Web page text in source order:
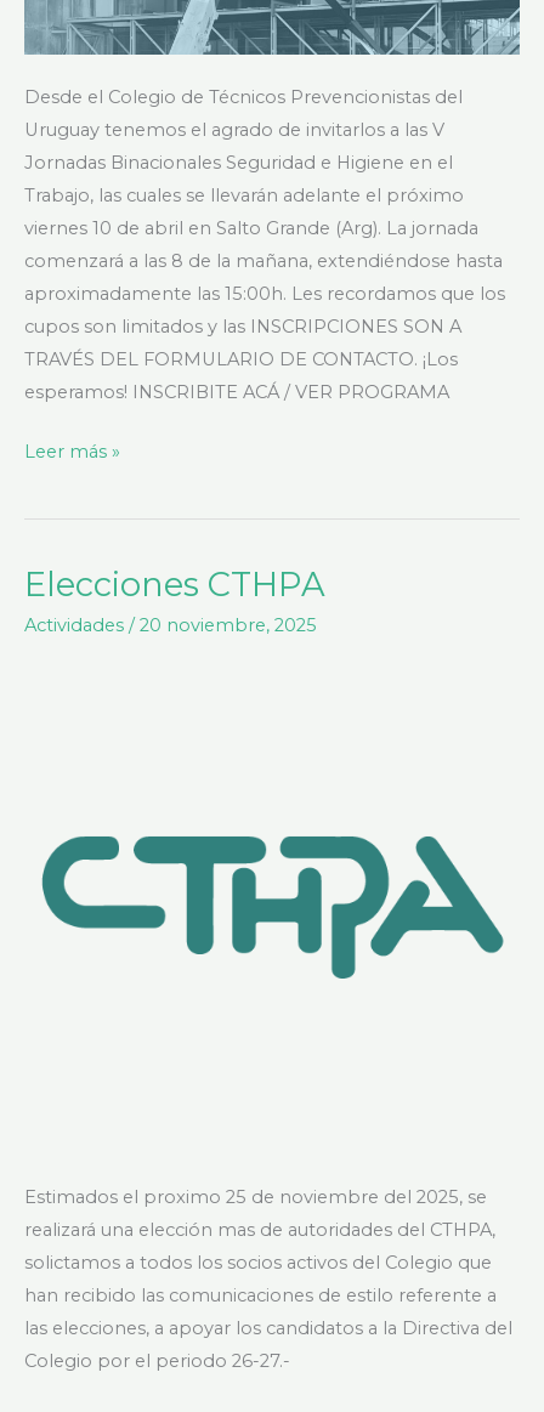
Desde el Colegio de Técnicos Prevencionistas del
Uruguay tenemos el agrado de invitarlos a las V
Jornadas Binacionales Seguridad e Higiene en el
Trabajo, las cuales se llevarán adelante el próximo
viernes 10 de abril en Salto Grande (Arg). La jornada
comenzará a las 8 de la mañana, extendiéndose hasta
aproximadamente las 15:00h. Les recordamos que los
cupos son limitados y las INSCRIPCIONES SON A
TRAVÉS DEL FORMULARIO DE CONTACTO. ¡Los
esperamos! INSCRIBITE ACÁ / VER PROGRAMA
Leer más »
Elecciones CTHPA
Actividades /20 noviembre, 2025
Estimados el proximo 25 de noviembre del 2025, se
realizará una elección mas de autoridades del CTHPA,
solictamos a todos los socios activos del Colegio que
han recibido las comunicaciones de estilo referente a
las elecciones, a apoyar los candidatos a la Directiva del
Colegio por el periodo 26-27.-
Elecciones